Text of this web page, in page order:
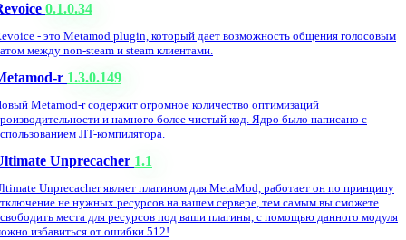
0.1.0.34
- это Metamod plugin, который дает возможность общения голосовым
между non-steam и steam клиентами.
r 1.3.0.149
Metamod-r содержит огромное количество оптимизаций
и намного более чистый код. Ядро было написано с
JIT-компилятора.
Unprecacher 1.1
Unprecacher являет плагином для MetaMod, работает он по принципу
не нужных ресурсов на вашем сервере, тем самым вы сможете
места для ресурсов под ваши плагины, с помощью данного модуля
избавиться от ошибки 512!